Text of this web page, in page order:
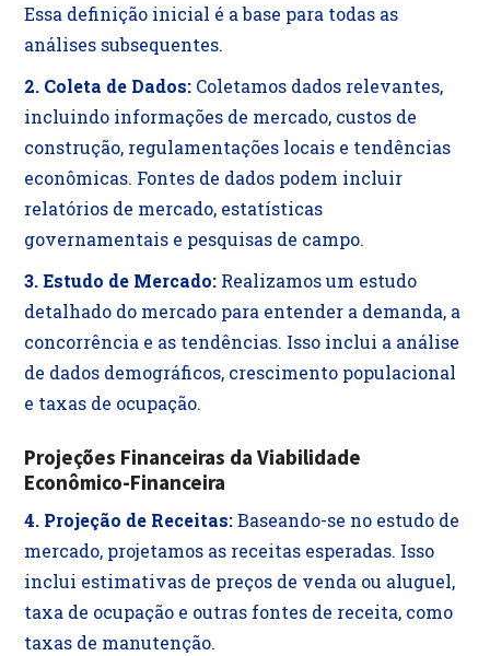
Essa definição inicial é a base para todas as
análises subsequentes.
2. Coleta de Dados: Coletamos dados relevantes,
incluindo informações de mercado, custos de
construção, regulamentações locais e tendências
econômicas. Fontes de dados podem incluir
relatórios de mercado, estatísticas
governamentais e pesquisas de campo.
3. Estudo de Mercado: Realizamos um estudo
detalhado do mercado para entender a demanda, a
concorrência e as tendências. Isso inclui a análise
de dados demográficos, crescimento populacional
e taxas de ocupação.
Projeções Financeiras da Viabilidade
Econômico-Financeira
4. Projeção de Receitas:Baseando-se no estudo de
mercado, projetamos as receitas esperadas. Isso
inclui estimativas de preços de venda ou aluguel,
taxa de ocupação e outras fontes de receita, como
taxas de manutenção.